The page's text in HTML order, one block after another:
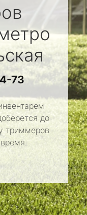
73
до
триммеров